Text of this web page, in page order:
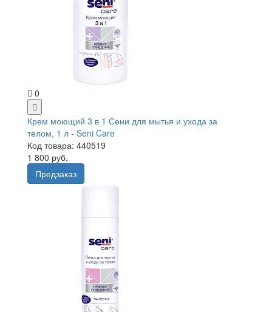
0
Крем моющий 3 в 1 Сени для мытья и ухода за
телом, 1 л - Seni Care
Код товара: 440519
1 800 руб.
Предзаказ